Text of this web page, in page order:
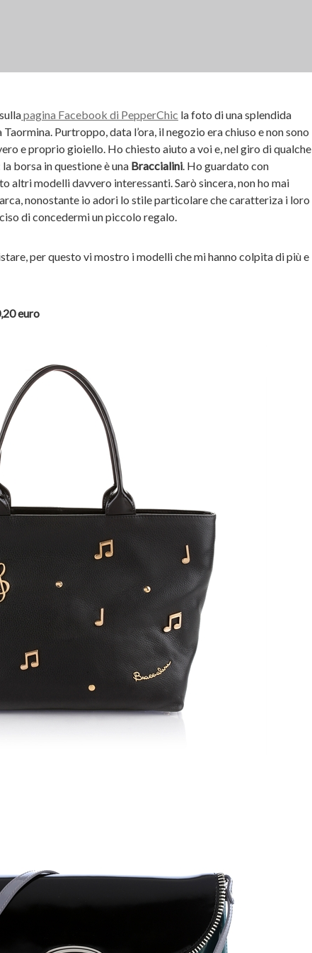
pagina Facebook di PepperChic la foto di una splendida
Purtroppo, data l’ora, il negozio era chiuso e non sono
e proprio gioiello. Ho chiesto aiuto a voi e, nel giro di qualche
borsa in questione è una Braccialini. Ho guardato con
altri modelli davvero interessanti. Sarò sincera, non ho mai
nonostante io adori lo stile particolare che caratteriza i loro
di concedermi un piccolo regalo.
per questo vi mostro i modelli che mi hanno colpita di più e
euro